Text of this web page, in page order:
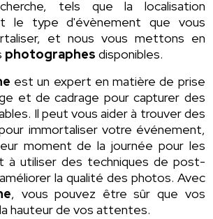
tels que la localisation
le type d'évènement que vous
et nous vous mettons en
photographes disponibles.
est un expert en matière de prise
et de cadrage pour capturer des
Il peut vous aider à trouver des
immortaliser votre événement,
moment de la journée pour les
à utiliser des techniques de post-
la qualité des photos. Avec
, vous pouvez être sûr que vos
hauteur de vos attentes.